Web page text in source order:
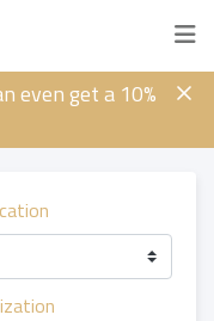
even get a 10%